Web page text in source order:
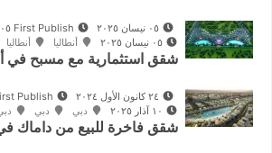
أنطاليا أنطاليا
شقق استثمارية مع مسبح في
دبي دبي
شقق فاخرة للبيع من داماك